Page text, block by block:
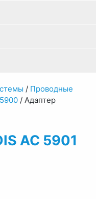
/ Проводные
/ Адаптер
AC 5901